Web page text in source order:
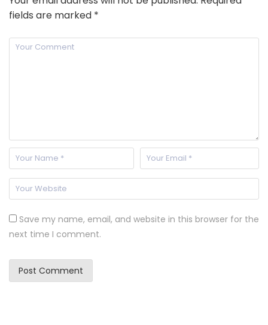
fields are marked *
Save my name, email, and website in this browser for the
next time I comment.